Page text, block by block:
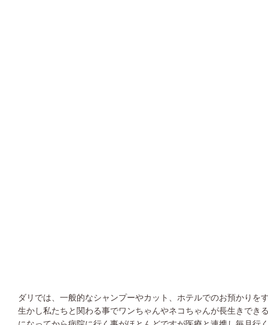
ダリでは、一般的なシャンプーやカット、ホテルでのお預かりを
生かし私たちと関わる事でワンちゃんやネコちゃんが長生きで